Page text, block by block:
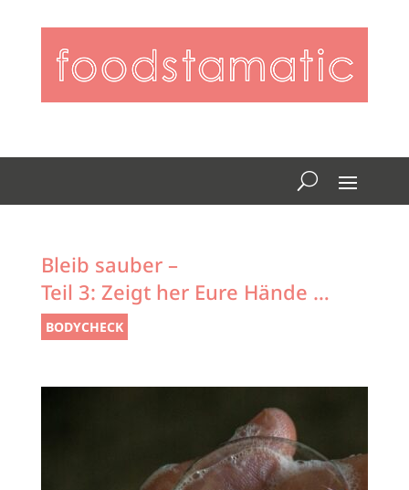
Bleib sauber –
Teil 3: Zeigt her Eure Hände …
BODYCHECK